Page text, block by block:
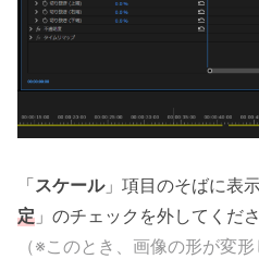
「スケール」項目のそばに表
定 」のチェックを外してくださ
（※このとき、画像の形が変